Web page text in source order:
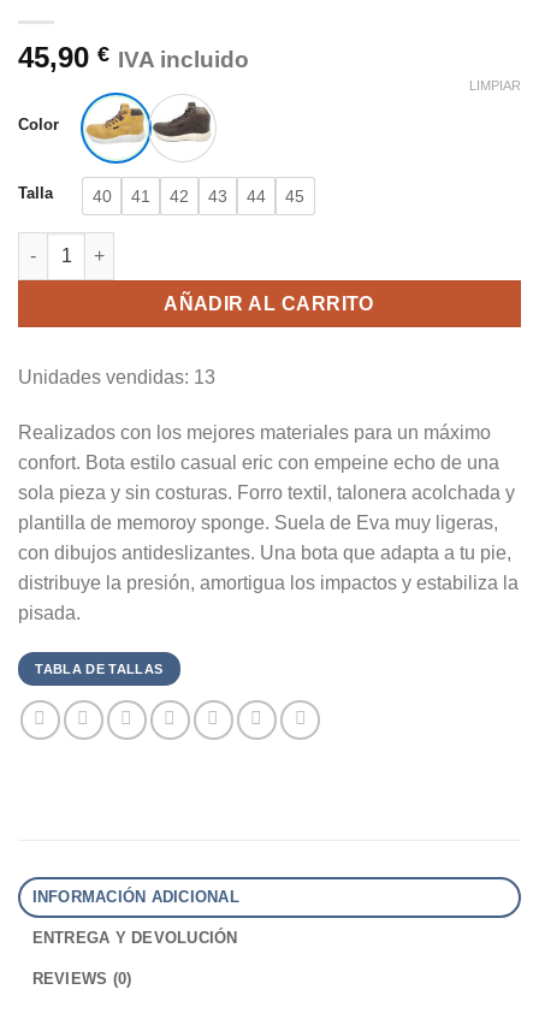
45,90 € IVA incluido
Color
Talla 40 41 42 43 44 45
LIMPIAR
Sweden Kle 222501 Bota estilo casual eric cantidad
AÑADIR AL CARRITO
Unidades vendidas: 13
Realizados con los mejores materiales para un máximo
confort. Bota estilo casual eric con empeine echo de una
sola pieza y sin costuras. Forro textil, talonera acolchada y
plantilla de memoroy sponge. Suela de Eva muy ligeras,
con dibujos antideslizantes. Una bota que adapta a tu pie,
distribuye la presión, amortigua los impactos y estabiliza la
pisada.
TABLA DE TALLAS
INFORMACIÓN ADICIONAL
ENTREGA Y DEVOLUCIÓN
REVIEWS (0)